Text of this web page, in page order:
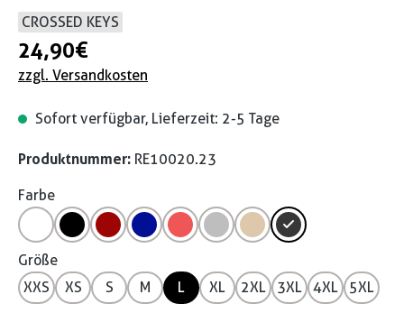
CROSSED KEYS
24,90 €
zzgl. Versandkosten
Sofort verfügbar, Lieferzeit: 2-5 Tage
Produktnummer: RE10020.23
Farbe
Größe
XXS
XS S M L XL 2XL 3XL 4XL 5XL